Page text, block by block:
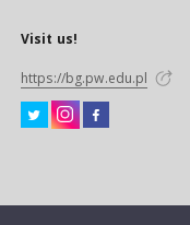
Visit us!
https://bg.pw.edu.pl